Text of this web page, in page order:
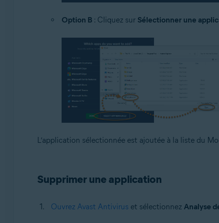
Option B : Cliquez sur Sélectionner une
L’application sélectionnée est ajoutée à la liste du
Supprimer une application
Ouvrez Avast Antivirus et sélectionnez Analyse